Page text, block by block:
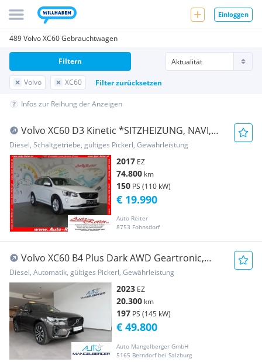
Einloggen
489 Volvo XC60 Gebrauchtwagen
Volvo XC60 Filter zurücksetzen
Filtern
Infos zur Reihung der Anzeigen
Volvo XC60 D3 Kinetic *SITZHEIZUNG, NAVI,
TEILLEDER*
Diesel, Schaltgetriebe, gültiges Pickerl, Gewährleistung
2017 EZ
74.800 km
150 PS (110 kW)
Auto Reiter
8753 Fohnsdorf
€ 19.990
Volvo XC60 B4 Plus Dark AWD Geartronic,
Anhängekupplu...
Diesel, Automatik, gültiges Pickerl, Gewährleistung
2023 EZ
20.300 km
197 PS (145 kW)
Auto Mangelberger GmbH
5165 Berndorf bei Salzburg
€ 49.800